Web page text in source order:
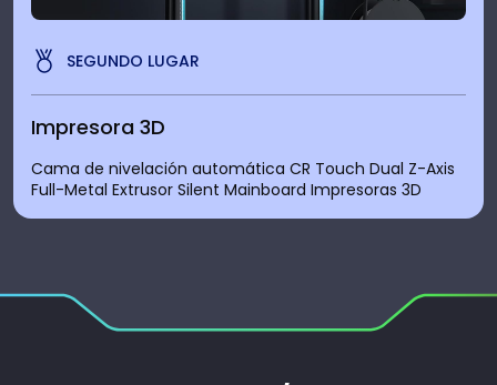
SEGUNDO LUGAR
Impresora 3D
Cama de nivelación automática CR Touch Dual Z-Axis
Full-Metal Extrusor Silent Mainboard Impresoras 3D